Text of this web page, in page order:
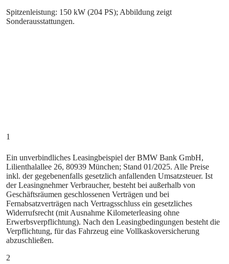
Spitzenleistung: 150 kW (204 PS); Abbildung zeigt
Sonderausstattungen.
1
Ein unverbindliches Leasingbeispiel der BMW Bank GmbH,
Lilienthalallee 26, 80939 München; Stand 01/2025. Alle Preise
inkl. der gegebenenfalls gesetzlich anfallenden Umsatzsteuer. Ist
der Leasingnehmer Verbraucher, besteht bei außerhalb von
Geschäftsräumen geschlossenen Verträgen und bei
Fernabsatzverträgen nach Vertragsschluss ein gesetzliches
Widerrufsrecht (mit Ausnahme Kilometerleasing ohne
Erwerbsverpflichtung). Nach den Leasingbedingungen besteht die
Verpflichtung, für das Fahrzeug eine Vollkaskoversicherung
abzuschließen.
2